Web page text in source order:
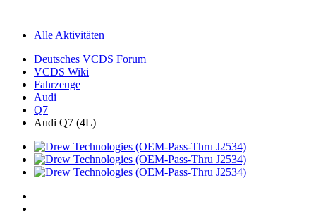
Alle Aktivitäten
Deutsches VCDS Forum
VCDS Wiki
Fahrzeuge
Audi
Q7
Audi Q7 (4L)